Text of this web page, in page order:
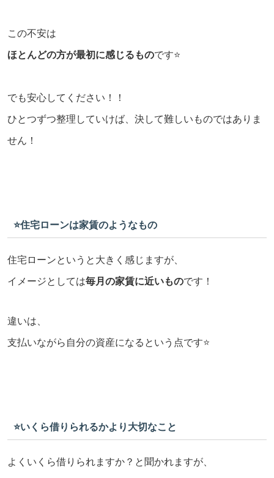
この不安は
ほとんどの方が最初に感じるものです⭐️
でも安心してください！！
ひとつずつ整理していけば、決して難しいものではありま
せん！
⭐️住宅ローンは家賃のようなもの
住宅ローンというと大きく感じますが、
イメージとしては毎月の家賃に近いものです！
違いは、
支払いながら自分の資産になるという点です⭐️
⭐️いくら借りられるかより大切なこと
よくいくら借りられますか？と聞かれますが、